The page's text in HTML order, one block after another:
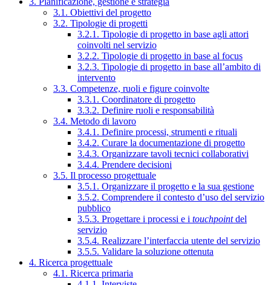
3.1. Obiettivi del progetto
3.2. Tipologie di progetti
3.2.1. Tipologie di progetto in base agli attori
coinvolti nel servizio
3.2.2. Tipologie di progetto in base al focus
3.2.3. Tipologie di progetto in base all’ambito di
intervento
3.3. Competenze, ruoli e figure coinvolte
3.3.1. Coordinatore di progetto
3.3.2. Definire ruoli e responsabilità
3.4. Metodo di lavoro
3.4.1. Definire processi, strumenti e rituali
3.4.2. Curare la documentazione di progetto
3.4.3. Organizzare tavoli tecnici collaborativi
3.4.4. Prendere decisioni
3.5. Il processo progettuale
3.5.1. Organizzare il progetto e la sua gestione
3.5.2. Comprendere il contesto d’uso del servizio
pubblico
3.5.3. Progettare i processi e i touchpointdel
servizio
3.5.4. Realizzare l’interfaccia utente del servizio
3.5.5. Validare la soluzione ottenuta
4. Ricerca progettuale
4.1. Ricerca primaria